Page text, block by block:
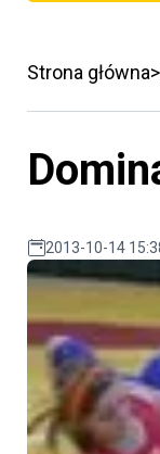
Strona główna
2013-10-14